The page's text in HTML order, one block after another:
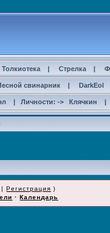
Толкиотека | Стрелка |
свинарник | DarkEol
| Личности: -> Клячкин |
|Регистрация )
·Календарь